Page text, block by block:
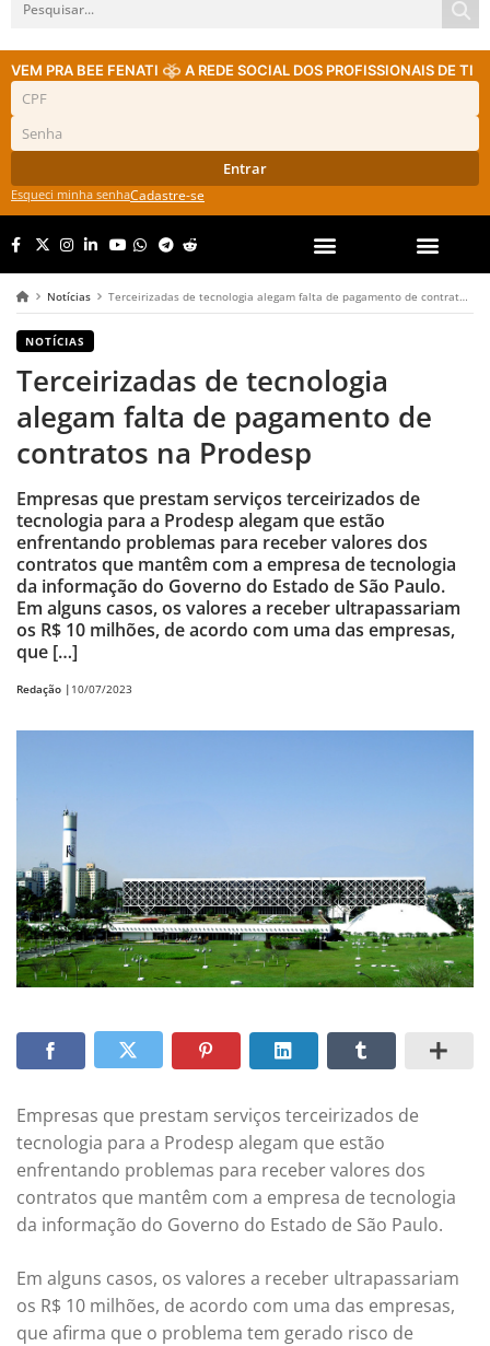
VEM PRA BEE FENATI A REDE SOCIAL DOS PROFISSIONAIS DE TI
Entrar
Esqueci minha senhaCadastre-se
Notícias Terceirizadas de tecnologia alegam falta de pagamento de contratos na Prodesp
NOTÍCIAS
Terceirizadas de tecnologia
alegam falta de pagamento de
contratos na Prodesp
Empresas que prestam serviços terceirizados de
tecnologia para a Prodesp alegam que estão
enfrentando problemas para receber valores dos
contratos que mantêm com a empresa de tecnologia
da informação do Governo do Estado de São Paulo.
Em alguns casos, os valores a receber ultrapassariam
os R$ 10 milhões, de acordo com uma das empresas,
que […]
Redação | 10/07/2023
Empresas que prestam serviços terceirizados de
tecnologia para a Prodesp alegam que estão
enfrentando problemas para receber valores dos
contratos que mantêm com a empresa de tecnologia
da informação do Governo do Estado de São Paulo.
Em alguns casos, os valores a receber ultrapassariam
os R$ 10 milhões, de acordo com uma das empresas,
que afirma que o problema tem gerado risco de